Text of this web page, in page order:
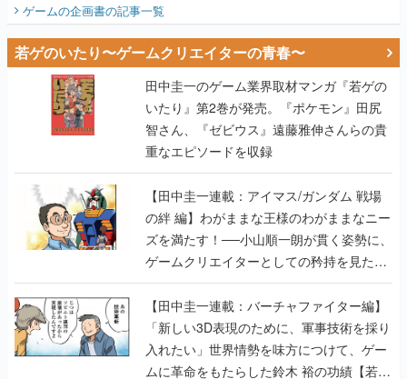
ゲームの企画書の記事一覧
若ゲのいたり〜ゲームクリエイターの青春〜
田中圭一のゲーム業界取材マンガ『若ゲの
いたり』第2巻が発売。『ポケモン』田尻
智さん、『ゼビウス』遠藤雅伸さんらの貴
重なエピソードを収録
【田中圭一連載：アイマス/ガンダム 戦場
の絆 編】わがままな王様のわがままなニー
ズを満たす！──小山順一朗が貫く姿勢に、
ゲームクリエイターとしての矜持を見た
【若ゲのいたり最終回】
【田中圭一連載：バーチャファイター編】
「新しい3D表現のために、軍事技術を採り
入れたい」世界情勢を味方につけて、ゲー
ムに革命をもたらした鈴木 裕の功績【若ゲ